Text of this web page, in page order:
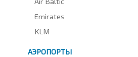
Emirates
KLM
АЭРОПОРТЫ